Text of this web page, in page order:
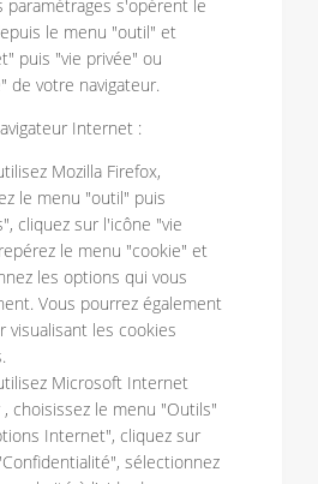
paramétrages s'opèrent le
le menu "outil" et
puis "vie privée" ou
de votre navigateur.
Internet :
Mozilla Firefox,
le menu "outil" puis
cliquez sur l'icône "vie
le menu "cookie" et
les options qui vous
Vous pourrez également
visualisant les cookies
Microsoft Internet
, choisissez le menu "Outils"
Internet", cliquez sur
sélectionnez